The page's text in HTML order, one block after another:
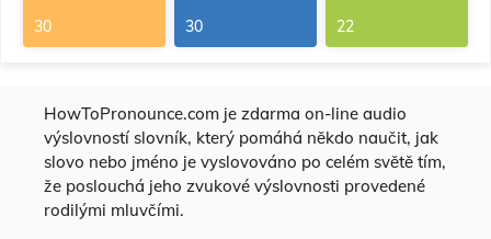
30 30 22
HowToPronounce.com je zdarma on-line audio
výslovností slovník, který pomáhá někdo naučit, jak
slovo nebo jméno je vyslovováno po celém světě tím,
že poslouchá jeho zvukové výslovnosti provedené
rodilými mluvčími.